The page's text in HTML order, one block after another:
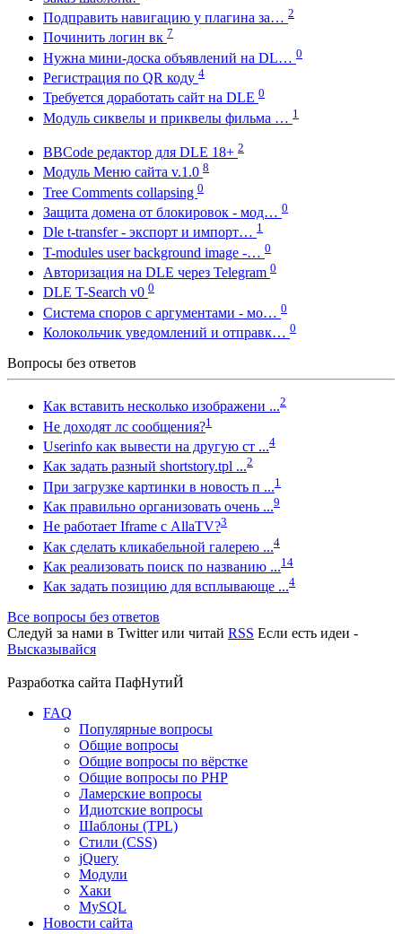
Подправить навигацию у плагина за… 2
Починить логин вк 7
Нужна мини-доска объявлений на DL… 0
Регистрация по QR коду 4
Требуется доработать сайт на DLE 0
Модуль сиквелы и приквелы фильма … 1
BBCode редактор для DLE 18+ 2
Модуль Меню сайта v.1.0 8
Tree Comments collapsing 0
Защита домена от блокировок - мод… 0
Dle t-transfer - экспорт и импорт… 1
T-modules user background image -… 0
Авторизация на DLE через Telegram 0
DLE T-Search v0 0
Система споров с аргументами - мо… 0
Колокольчик уведомлений и отправк… 0
Вопросы без ответов
Как вставить несколько изображени ...2
Не доходят лс сообщения?1
Userinfo как вывести на другую ст ...4
Как задать разный shortstory.tpl ...2
При загрузке картинки в новость п ...1
Как правильно организовать очень ...9
Не работает Iframe с AllaTV?3
Как сделать кликабельной галерею ...4
Как реализовать поиск по названию ...14
Как задать позицию для всплывающе ...4
Все вопросы без ответов
Следуй за нами в Twitterили читай RSS Если есть идеи -
Высказывайся
Разработка сайта ПафНутиЙ
FAQ
Популярные вопросы
Общие вопросы
Общие вопросы по вёрстке
Общие вопросы по PHP
Ламерские вопросы
Идиотские вопросы
Шаблоны (TPL)
Стили (CSS)
jQuery
Модули
Хаки
MySQL
Новости сайта